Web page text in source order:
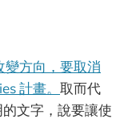
方向，要取消
計畫。 取而代
文字，說要讓使